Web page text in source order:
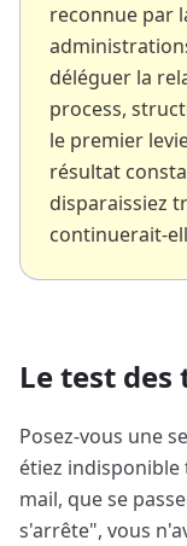
reconnue par
déléguer la
process,
le premier
résultat
disparaissiez
continuerait-
Le test
Posez-vous une
étiez indisponible
mail, que se
s'arrête", vous